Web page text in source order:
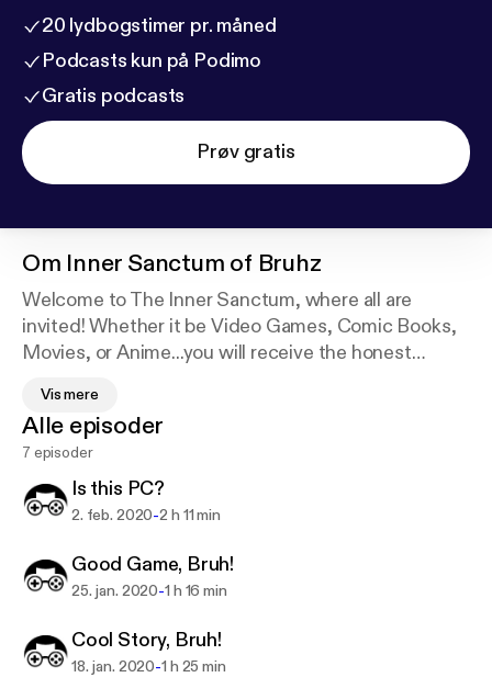
20 lydbogstimer pr. måned
Podcasts kun på Podimo
Gratis podcasts
Prøv gratis
Om Inner Sanctum of Bruhz
Welcome to The Inner Sanctum, where all are
invited! Whether it be Video Games, Comic Books,
Movies, or Anime...you will receive the honest
mind all the topics are vulnerable to the
constructive criticism of our inner sanctum. You
have been warned.
Vis mere
Alle episoder
7 episoder
Is this PC?
2. feb. 2020-2 h 11 min
Good Game, Bruh!
25. jan. 2020-1 h 16 min
Cool Story, Bruh!
18. jan. 2020-1 h 25 min